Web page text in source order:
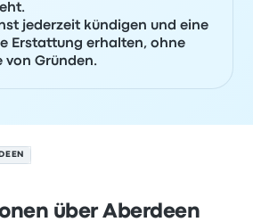
jederzeit kündigen und eine
Erstattung erhalten, ohne
von Gründen.
über Aberdeen